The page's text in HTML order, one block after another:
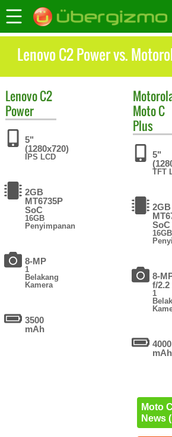
Lenovo C2 Power vs.
LenovoC2
Power
5"
(1280x720)
IPS LCD
2GB
MT6735P
SoC
16GB
Penyimpanan
8-MP
1
Belakang
Kamera
3500
mAh
Moto C
Plus
5"
TFT
2GB
SoC
16GB
8-
f/2.2
1
4000
mAh
Moto
News